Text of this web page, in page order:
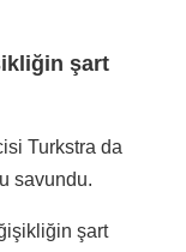
şart
Turkstra da
savundu.
şart